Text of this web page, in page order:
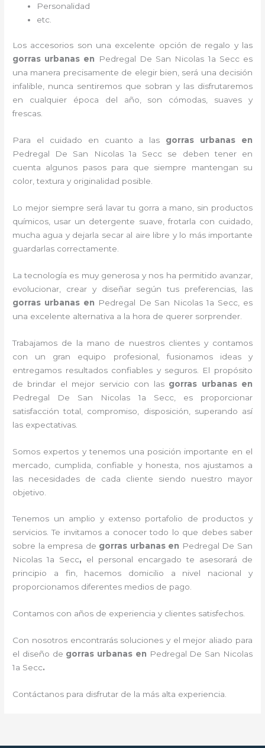
Personalidad
etc.
Los accesorios son una excelente opción de regalo y las
gorras urbanas en
Pedregal De San Nicolas 1a Secc es
una manera precisamente de elegir bien, será una decisión
infalible, nunca sentiremos que sobran y las disfrutaremos
en cualquier época del año, son cómodas, suaves y
frescas.
Para el cuidado en cuanto a las gorras urbanas en
Pedregal De San Nicolas 1a Secc
se deben tener en
cuenta algunos pasos para que siempre mantengan su
color, textura y originalidad posible.
Lo mejor siempre será lavar tu gorra a mano, sin productos
químicos, usar un detergente suave, frotarla con cuidado,
mucha agua y dejarla secar al aire libre y lo más importante
guardarlas correctamente.
La tecnología es muy generosa y nos ha permitido avanzar,
evolucionar, crear y diseñar según tus preferencias, las
gorras urbanas en Pedregal De San Nicolas 1a Secc, es
una excelente alternativa a la hora de querer sorprender.
Trabajamos de la mano de nuestros clientes y contamos
con un gran equipo profesional, fusionamos ideas y
entregamos resultados confiables y seguros. El propósito
de brindar el mejor servicio con las gorras urbanas en
Pedregal De San Nicolas 1a Secc, es proporcionar
satisfacción total, compromiso, disposición, superando así
las expectativas.
Somos expertos y tenemos una posición importante en el
mercado, cumplida, confiable y honesta, nos ajustamos a
las necesidades de cada cliente siendo nuestro mayor
objetivo.
Tenemos un amplio y extenso portafolio de productos y
servicios. Te invitamos a conocer todo lo que debes saber
sobre la empresa de gorras urbanas en Pedregal De San
Nicolas 1a Secc, el personal encargado te asesorará de
principio a fin, hacemos domicilio a nivel nacional y
proporcionamos diferentes medios de pago.
Contamos con años de experiencia y clientes satisfechos.
Con nosotros encontrarás soluciones y el mejor aliado para
el diseño de gorras urbanas en Pedregal De San Nicolas
1a Secc.
Contáctanos para disfrutar de la más alta experiencia.